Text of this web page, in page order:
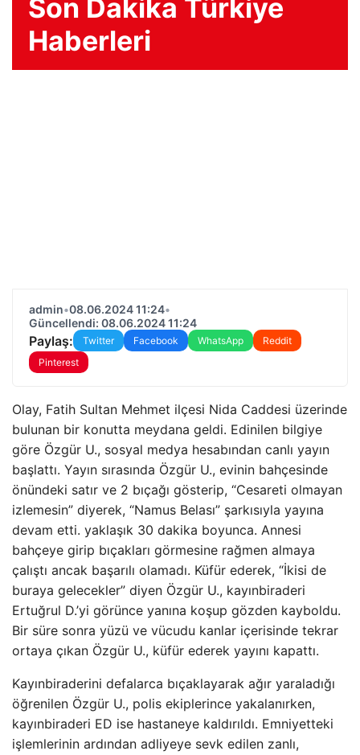
Son Dakika Türkiye
Haberleri
admin•08.06.2024 11:24•
Güncellendi: 08.06.2024 11:24
Paylaş: Twitter Facebook WhatsApp
Reddit
Pinterest
Olay, Fatih Sultan Mehmet ilçesi Nida Caddesi üzerinde
bulunan bir konutta meydana geldi. Edinilen bilgiye
göre Özgür U., sosyal medya hesabından canlı yayın
başlattı. Yayın sırasında Özgür U., evinin bahçesinde
önündeki satır ve 2 bıçağı gösterip, “Cesareti olmayan
izlemesin” diyerek, “Namus Belası” şarkısıyla yayına
devam etti. yaklaşık 30 dakika boyunca. Annesi
bahçeye girip bıçakları görmesine rağmen almaya
çalıştı ancak başarılı olamadı. Küfür ederek, “İkisi de
buraya gelecekler” diyen Özgür U., kayınbiraderi
Ertuğrul D.’yi görünce yanına koşup gözden kayboldu.
Bir süre sonra yüzü ve vücudu kanlar içerisinde tekrar
ortaya çıkan Özgür U., küfür ederek yayını kapattı.
Kayınbiraderini defalarca bıçaklayarak ağır yaraladığı
öğrenilen Özgür U., polis ekiplerince yakalanırken,
kayınbiraderi ED ise hastaneye kaldırıldı. Emniyetteki
işlemlerinin ardından adliyeye sevk edilen zanlı,